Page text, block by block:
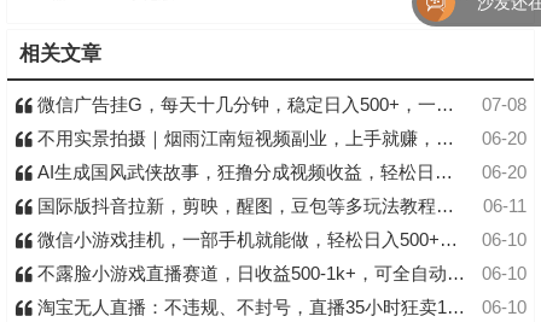
相关文章
07-08
微信广告挂G，每天十几分钟，稳定日入500+，一部手机就能做！
06-20
不用实景拍摄｜烟雨江南短视频副业，上手就赚，日入 500+
06-20
AI生成国风武侠故事，狂撸分成视频收益，轻松日入1000+【可多平台分发】！
06-11
国际版抖音拉新，剪映，醒图，豆包等多玩法教程，长期可做的项目，轻松日入四位数
06-10
微信小游戏挂机，一部手机就能做，轻松日入500+，副业兼职的首选！
06-10
不露脸小游戏直播赛道，日收益500-1k+，可全自动AI玩，可脚本玩，可真人玩，项目稳定，上手快
06-10
淘宝无人直播：不违规、不封号，直播35小时狂卖13W，全年都是旺季，还能批量矩阵操作